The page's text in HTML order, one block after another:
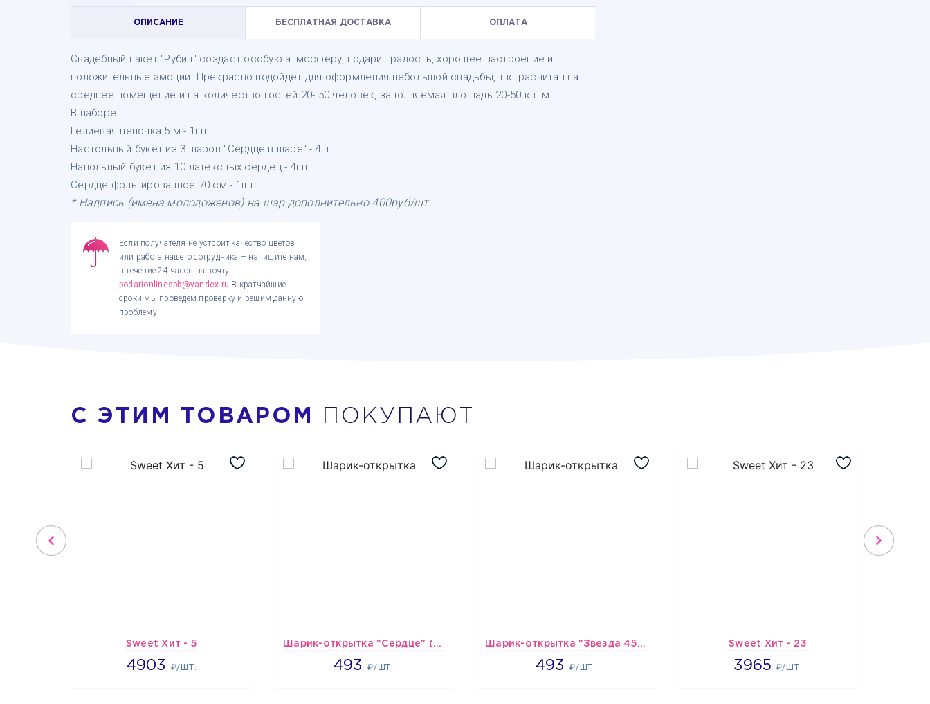
ОПИСАНИЕ БЕСПЛАТНАЯ ДОСТАВКА ОПЛАТА
Свадебный пакет "Рубин" создаст особую атмосферу, подарит радость, хорошее настроение и
положительные эмоции. Прекрасно подойдет для оформления небольшой свадьбы, т.к. расчитан на
среднее помещение и на количество гостей 20- 50 человек, заполняемая площадь 20-50 кв. м.
В наборе:
Гелиевая цепочка 5 м - 1шт
Настольный букет из 3 шаров "Сердце в шаре" - 4шт
Напольный букет из 10 латексных сердец - 4шт
Сердце фольгированное 70 см - 1шт
* Надпись (имена молодоженов) на шар дополнительно 400руб/шт.
Если получателя не устроит качество цветов
или работа нашего сотрудника – напишите нам,
в течение 24 часов на почту:
podarionlinespb@yandex.ru.В кратчайшие
сроки мы проведем проверку и решим данную
проблему
С ЭТИМ ТОВАРОМ ПОКУПАЮТ
Sweet Хит - 5
4903 ₽/ШТ.
4903 Шарик-открытка "Сердце" (45 см) - 2
493₽/ШТ.
493 Шарик-открытка "Звезда 45 см" №1
493₽/ШТ.
493 Sweet Хит - 23
3965 ₽/ШТ.
3965